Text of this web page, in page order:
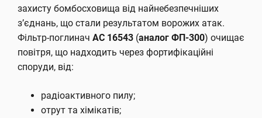
захисту бомбосховища від найнебезпечніших
з’єднань, що стали результатом ворожих атак.
Фільтр-поглинач АС 16543 (аналог ФП-300) очищає
повітря, що надходить через фортифікаційні
споруди, від:
радіоактивного пилу;
отрут та хімікатів;